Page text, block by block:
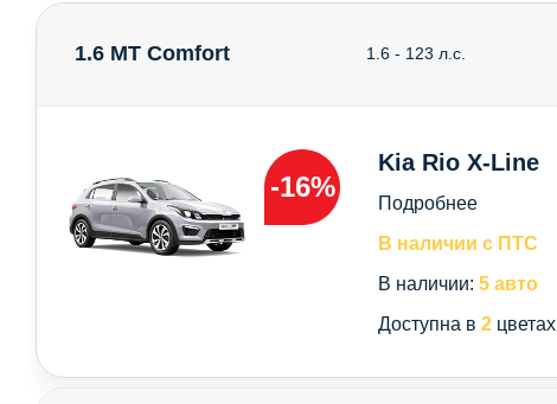
1.6 MT Comfort 1.6 - 123 л.с.
-16%
Kia Rio X-Line
Подробнее
В наличии с ПТС
В наличии:5 авто
Доступна в2 цветах